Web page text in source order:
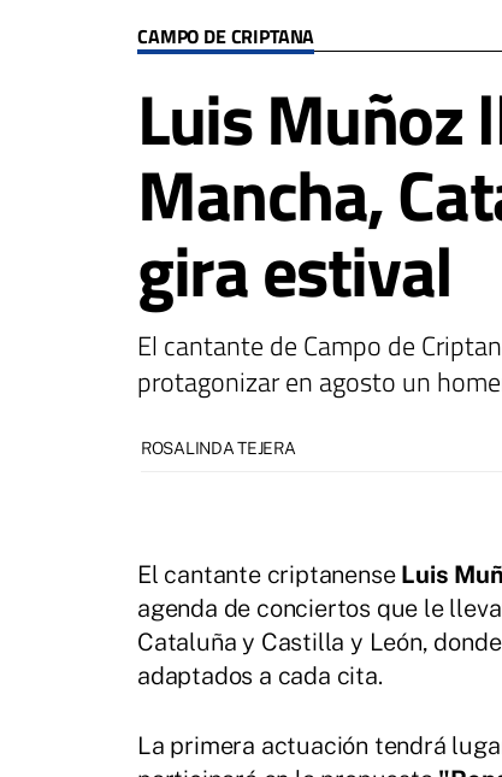
CAMPO DE CRIPTANA
Luis Muñoz
Mancha,
gira estival
El cantante de Campo de
protagonizar en agosto un
ROSALINDA TEJERA
El cantante criptanense Luis
agenda de conciertos que le
Cataluña y Castilla y León,
adaptados a cada cita.
La primera actuación tendrá